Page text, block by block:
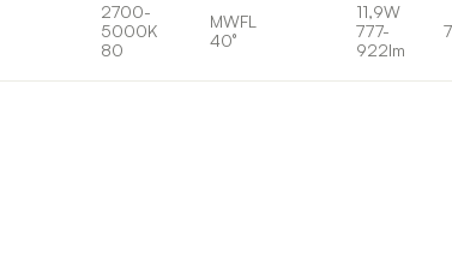
2700-
5000K
80
MWFL
40°
11,9W
777-
922lm